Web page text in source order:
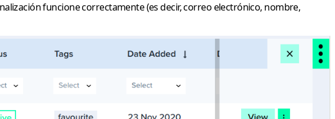
funcione correctamente (es decir, correo electrónico, nombre,